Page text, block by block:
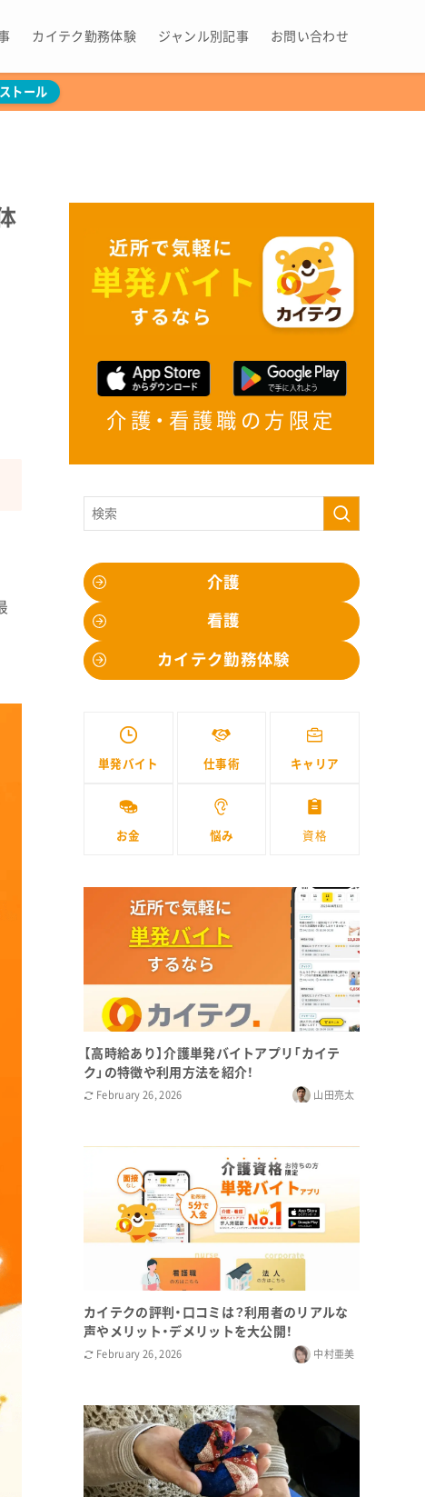
カイテク勤務体験 ジャンル別記事 お問い合わせ
トール
介護・看護職の方限定
介護
看護
カイテク勤務体験
単発バイト 仕事術 キャリア
お金 悩み 資格
【高時給あり】介護単発バイトアプリ「カイテ
ク」の特徴や利用方法を紹介！
February 26, 2026 山田亮太
カイテクの評判・口コミは？利用者のリアルな
声やメリット・デメリットを大公開！
February 26, 2026 中村亜美